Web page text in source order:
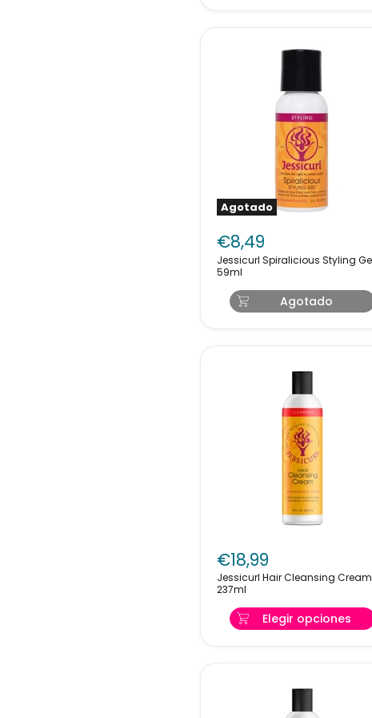
Agotado
Spiralicious
Styling
Gel
59ml
€8,49
Jessicurl Spiralicious Styling Gel
59ml
Agotado
Hair
Cleansing
Cream
237ml
€18,99
Jessicurl Hair Cleansing Cream
237ml
Elegir opciones